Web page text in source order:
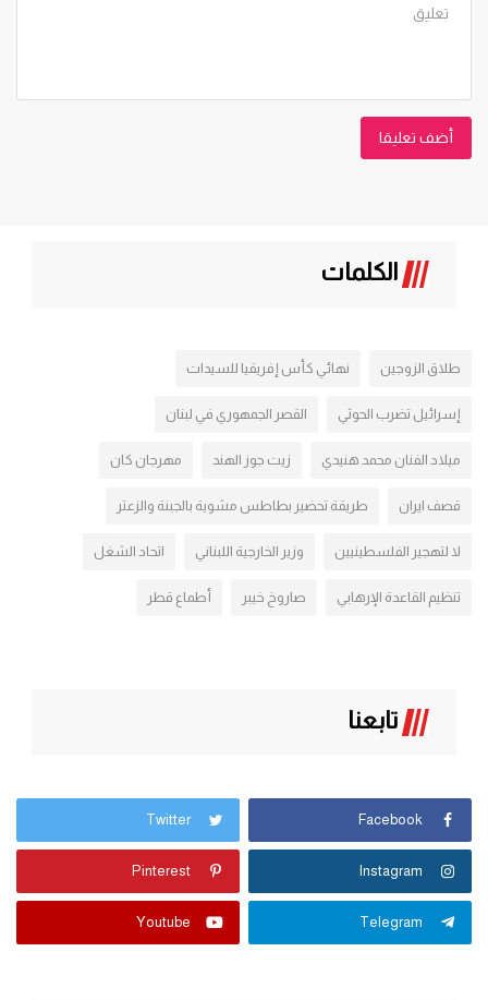
أضف تعليقا
الكلمات
طلاق الزوجين نهائي كأس إفريقيا للسيدات
إسرائيل تضرب الحوثي القصر الجمهوري في لبنان
ميلاد الفنان محمد هنيدي زيت جوز الهند مهرجان كان
قصف ايران طريقة تحضير بطاطس مشوية بالجبنة والزعتر
لا لتهجير الفلسطينيين وزير الخارجية اللبناني اتحاد الشغل
تنظيم القاعدة الإرهابي صاروخ خيبر أطماع قطر
تابعنا
Facebook
Twitter
Instagram
Pinterest
Telegram
Youtube